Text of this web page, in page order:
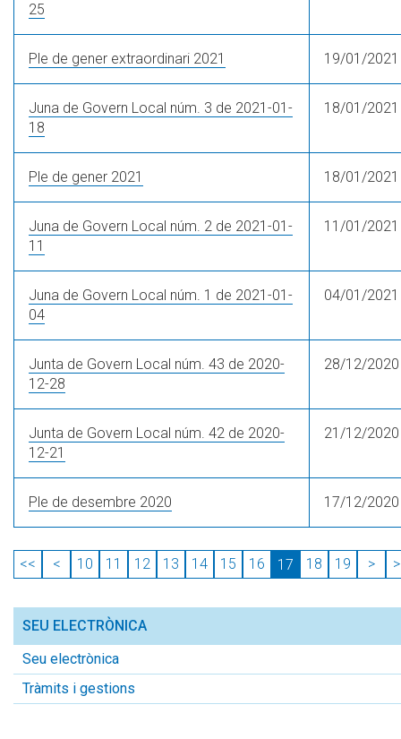
25
Ple de gener extraordinari 2021 19/01/2021
Juna de Govern Local núm. 3 de 2021-01-
18
18/01/2021
Ple de gener 2021 18/01/2021
Juna de Govern Local núm. 2 de 2021-01-
11
11/01/2021
Juna de Govern Local núm. 1 de 2021-01-
04
04/01/2021
Junta de Govern Local núm. 43 de 2020-
12-28
28/12/2020
Junta de Govern Local núm. 42 de 2020-
12-21
21/12/2020
Ple de desembre 2020 17/12/2020
<< < 10 11 12 13 14 15 16 17 18 19 >
SEU ELECTRÒNICA
Seu electrònica
Tràmits i gestions